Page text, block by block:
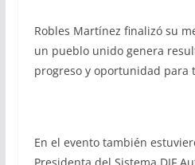
Robles Martínez finalizó su
un pueblo unido genera
progreso y oportunidad para
En el evento también